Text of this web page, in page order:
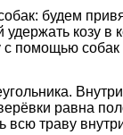
будем
удержать козу в
с помощью собак
равна
всю траву